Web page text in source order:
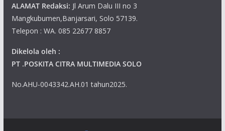
ALAMAT Redaksi: Jl Arum Dalu III no 3
Mangkubumen,Banjarsari, Solo 57139.
Telepon : WA. 085 22677 8857
Dikelola oleh :
PT .POSKITA CITRA MULTIMEDIA SOLO
No.AHU-0043342.AH.01 tahun2025.